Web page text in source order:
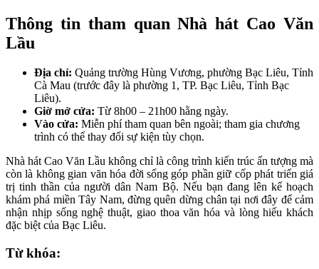
Thông tin tham quan Nhà hát Cao Văn
Lầu
Địa chỉ: Quảng trường Hùng Vương, phường Bạc Liêu, Tỉnh
Cà Mau (trước đây là phường 1, TP. Bạc Liêu, Tỉnh Bạc
Liêu).
Giờ mở cửa: Từ 8h00 – 21h00 hằng ngày.
Vào cửa: Miễn phí tham quan bên ngoài; tham gia chương
trình có thể thay đổi sự kiện tùy chọn.
Nhà hát Cao Văn Lầu không chỉ là công trình kiến trúc ấn tượng mà
còn là không gian văn hóa đời sống góp phần giữ cốp phát triển giá
trị tinh thần của người dân Nam Bộ. Nếu bạn đang lên kế hoạch
khám phá miền Tây Nam, đừng quên dừng chân tại nơi đây để cảm
nhận nhịp sống nghệ thuật, giao thoa văn hóa và lòng hiếu khách
đặc biệt của Bạc Liêu.
Từ khóa: